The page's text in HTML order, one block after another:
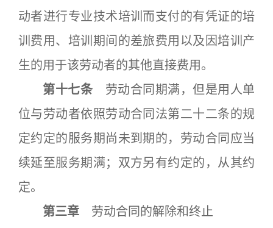
动者进行专业技术培训而支付的有凭证的培
训费用、培训期间的差旅费用以及因培训产
生的用于该劳动者的其他直接费用。
第十七条 劳动合同期满，但是用人单
位与劳动者依照劳动合同法第二十二条的规
定约定的服务期尚未到期的，劳动合同应当
续延至服务期满；双方另有约定的，从其约
定。
第三章 劳动合同的解除和终止